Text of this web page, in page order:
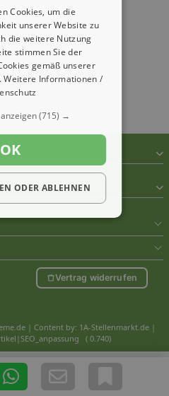
Vertrag widerrufen
| Content by: 1A-Stellenmarkt.de |
( 0.740)
Cookies, um die
unserer Website zu
die weitere Nutzung
stimmen Sie der
gemäß unserer
Weitere Informationen /
(715) →
OK
ODER ABLEHNEN